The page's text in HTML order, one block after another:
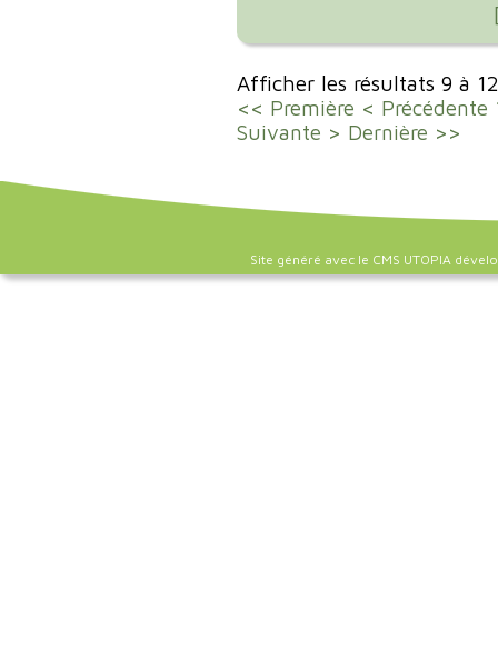
Afficher les résultats 9 à
<< Première < Précédente
Suivante > Dernière >>
Site généré avec le CMS UTOPIA